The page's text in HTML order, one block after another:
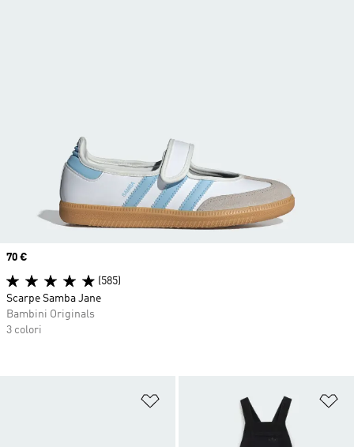
Aggiungi alla lista dei desideri
Price
70 €
(585)
Scarpe Samba Jane
Bambini Originals
3 colori